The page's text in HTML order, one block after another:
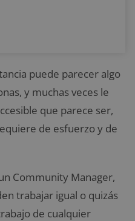
puede parecer algo
y muchas veces le
que parece ser,
de esfuerzo y de
Community Manager,
trabajar igual o quizás
de cualquier